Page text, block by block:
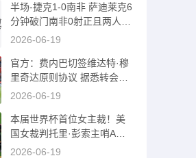
半场-捷克1-0南非 萨迪莱克6
分钟破门南非0射正且两人染
黄
2026-06-19
官方：费内巴切签维达特·穆
里奇达原则协议 据悉转会费
1500万欧
2026-06-19
本届世界杯首位女主裁！美
国女裁判托里·彭索主哨A组
捷克vs南非
2026-06-19